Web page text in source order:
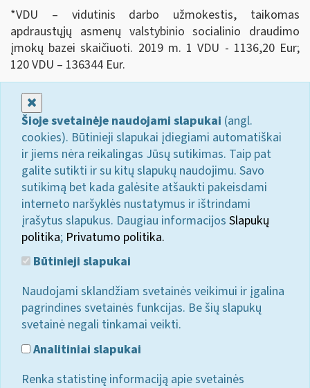
*VDU – vidutinis darbo užmokestis, taikomas
apdraustųjų asmenų valstybinio socialinio draudimo
įmokų bazei skaičiuoti. 2019 m. 1 VDU - 1136,20 Eur;
120 VDU – 136344 Eur.
Šioje svetainėje naudojami slapukai (angl.
cookies). Būtinieji slapukai įdiegiami automatiškai
ir jiems nėra reikalingas Jūsų sutikimas. Taip pat
galite sutikti ir su kitų slapukų naudojimu. Savo
sutikimą bet kada galėsite atšaukti pakeisdami
interneto naršyklės nustatymus ir ištrindami
įrašytus slapukus. Daugiau informacijos Slapukų
politika; Privatumo politika.
Būtinieji slapukai
Naudojami sklandžiam svetainės veikimui ir įgalina
pagrindines svetainės funkcijas. Be šių slapukų
svetainė negali tinkamai veikti.
Analitiniai slapukai
Renka statistinę informaciją apie svetainės